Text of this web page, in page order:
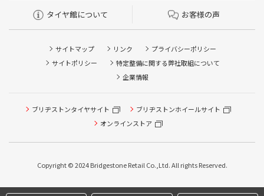
タイヤ館について お客様の声
サイトマップ リンク
プライバシーポリシー
サイトポリシー
特定整備に関する弊社取組について
企業情報
ブリヂストンタイヤサイト
ブリヂストンホイールサイト
オンラインストア
Copyright © 2024 Bridgestone Retail Co.,Ltd. All rights Reserved.
タイヤ点検・安全点検/タイヤ履き替え/オイル交換/その他
ピット作業の予約
本日のタイヤ履き替え順番待ち予約 ※クローク契約会員の